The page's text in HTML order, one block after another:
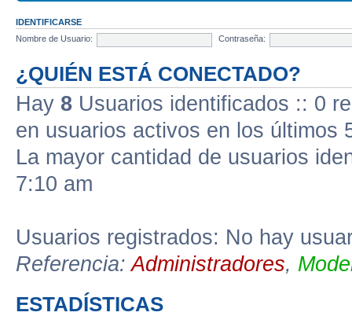
IDENTIFICARSE
Nombre de Usuario:
Contraseña:
¿QUIÉN ESTÁ CONECTADO?
Hay 8 Usuarios identificados :: 0
en usuarios activos en los últimos
La mayor cantidad de usuarios
7:10 am
Usuarios registrados: No hay
Referencia:Administradores,
ESTADÍSTICAS